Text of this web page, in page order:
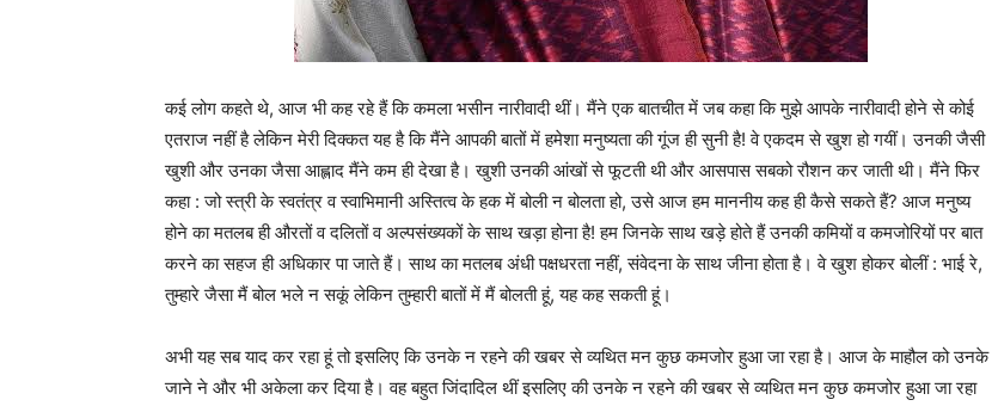
कई लोग कहते थे, आज भी कह रहे हैं कि कमला भसीन नारीवादी थीं। मैंने एक बातचीत में जब कहा कि मुझे आपके नारीवादी होने से कोई
एतराज नहीं है लेकिन मेरी दिक्कत यह है कि मैंने आपकी बातों में हमेशा मनुष्यता की गूंज ही सुनी है! वे एकदम से खुश हो गयीं। उनकी जैसी
खुशी और उनका जैसा आह्लाद मैंने कम ही देखा है। खुशी उनकी आंखों से फूटती थी और आसपास सबको रौशन कर जाती थी। मैंने फिर
कहा : जो स्त्री के स्वतंत्र व स्वाभिमानी अस्तित्व के हक में बोली न बोलता हो, उसे आज हम माननीय कह ही कैसे सकते हैं? आज मनुष्य
होने का मतलब ही औरतों व दलितों व अल्पसंख्यकों के साथ खड़ा होना है! हम जिनके साथ खड़े होते हैं उनकी कमियों व कमजोरियों पर बात
करने का सहज ही अधिकार पा जाते हैं। साथ का मतलब अंधी पक्षधरता नहीं, संवेदना के साथ जीना होता है। वे खुश होकर बोलीं : भाई रे,
तुम्हारे जैसा मैं बोल भले न सकूं लेकिन तुम्हारी बातों में मैं बोलती हूं, यह कह सकती हूं।
अभी यह सब याद कर रहा हूं तो इसलिए कि उनके न रहने की खबर से व्यथित मन कुछ कमजोर हुआ जा रहा है। आज के माहौल को उनके
जाने ने और भी अकेला कर दिया है। वह बहुत जिंदादिल थीं इसलिए की उनके न रहने की खबर से व्यथित मन कुछ कमजोर हुआ जा रहा